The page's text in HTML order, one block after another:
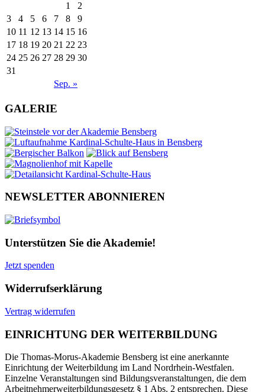
Sep. »
1
2
3
4 5 6 7 8
9
10 11 12 13 14 15 16
17 18 19 20 21 22 23
24 25 26 27 28 29 30
31
GALERIE
NEWSLETTER ABONNIEREN
Unterstützen Sie die Akademie!
Jetzt spenden
Widerrufserklärung
Vertrag widerrufen
EINRICHTUNG DER WEITERBILDUNG
Die Thomas-Morus-Akademie Bensberg ist eine anerkannte
Einrichtung der Weiterbildung im Land Nordrhein-Westfalen.
Einzelne Veranstaltungen sind Bildungsveranstaltungen, die dem
Arbeitnehmerweiterbildungsgesetz § 1 Abs. 2 entsprechen. Diese